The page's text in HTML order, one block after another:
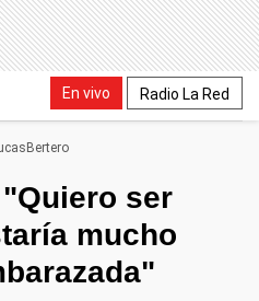
En vivo Radio La Red
ser
mucho